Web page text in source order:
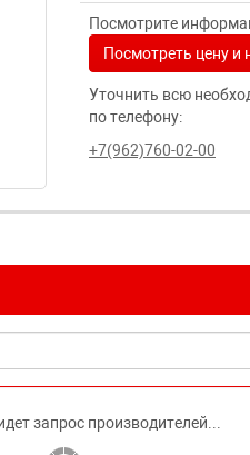
Посмотрите
Посмотреть цену и
Уточнить всю
по телефону:
+7(962)760-02-00
запрос производителей...